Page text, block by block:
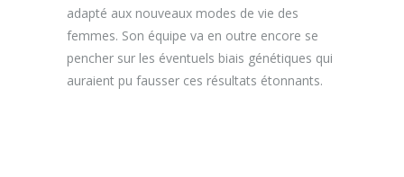
adapté aux nouveaux modes de vie des
femmes. Son équipe va en outre encore se
pencher sur les éventuels biais génétiques qui
auraient pu fausser ces résultats étonnants.